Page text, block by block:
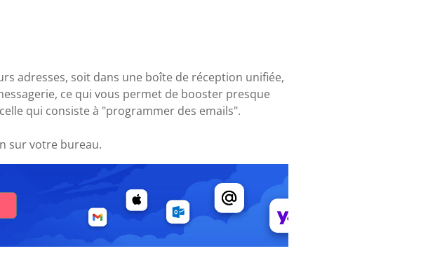
adresses, soit dans une boîte de réception unifiée,
ce qui vous permet de booster presque
qui consiste à "programmer des emails".
sur votre bureau.